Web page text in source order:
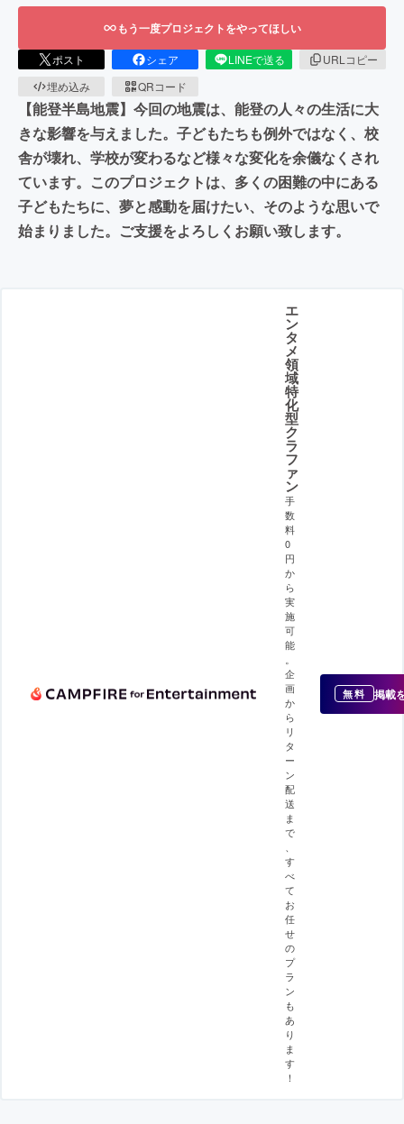
もう一度プロジェクトをやってほしい
ポスト シェア LINEで送る
URLコピー
埋め込み
QRコード
【能登半島地震】今回の地震は、能登の人々の生活に大
きな影響を与えました。子どもたちも例外ではなく、校
舎が壊れ、学校が変わるなど様々な変化を余儀なくされ
ています。このプロジェクトは、多くの困難の中にある
子どもたちに、夢と感動を届けたい、そのような思いで
始まりました。ご支援をよろしくお願い致します。
エ
ン
タ
メ
領
域
特
化
型
ク
ラ
フ
ァ
ン
手
数
料
0
円
か
ら
実
施
可
能
企
画
か
ら
リ
タ
ー
ン
配
送
ま
で
す
べ
て
お
任
せ
の
プ
ラ
ン
も
あ
り
ま
す
！
無料 掲載